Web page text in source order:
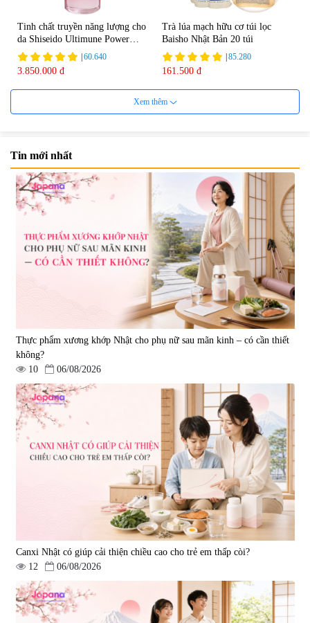
Tinh chất truyền năng lượng cho
da Shiseido Ultimune Power
75ml
60.640
3.850.000 đ
Trà lúa mạch hữu cơ túi lọc
Baisho Nhật Bản 20 túi
85.280
161.500 đ
Viên uống bổ não Ribeto Shoji
57.920
1.450.000 đ
Viên nang uống cải thiện thị lực,
trí nhớ DHA + EPA + Flaxseed
Oil 30 viên/gói - Date 02/2027
|52.346
225.000 đ
Tẩy tế bào chết Nichiei Bussan
Nano NMN+ Peeling Gel
Luxury 200g
1.490.000 đ
Viên uống hỗ trợ bền thành
mạch, ngừa tai biến Elastin Plus
& Nattokinase Hokoen 80 viên
|0
980.000 đ
Viên uống bổ gan Ribeto Shoji
Hepaclean 60 viên
543.205
Viên uống hỗ trợ cải thiện thoát
vị đĩa đệm Kyoto Has 30 viên
14.560
Xem thêm
Tin mới nhất
Thực phẩm xương khớp Nhật cho phụ nữ sau mãn kinh – có cần thiết
không?
10
06/08/2026
Canxi Nhật có giúp cải thiện chiều cao cho trẻ em thấp còi?
12
06/08/2026